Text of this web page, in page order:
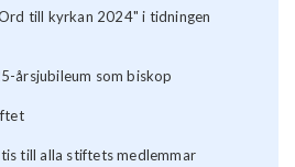
till kyrkan 2024" i tidningen
årsjubileum som biskop
till alla stiftets medlemmar